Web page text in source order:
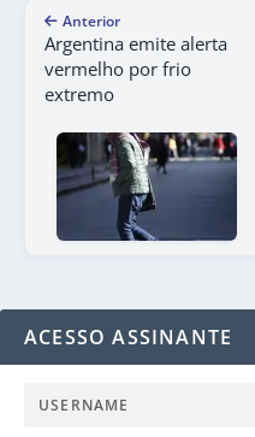
Anterior
Argentina emite alerta
vermelho por frio
extremo
ACESSO ASSINANTE